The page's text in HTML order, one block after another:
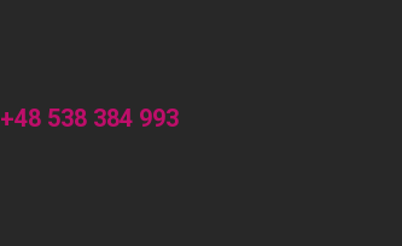
+48 538 384 993